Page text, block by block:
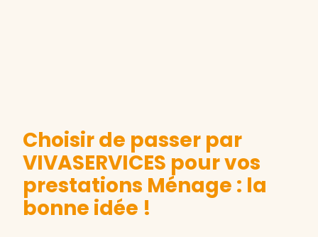
Choisir de passer par
VIVASERVICES pour vos
prestations Ménage : la
bonne idée !